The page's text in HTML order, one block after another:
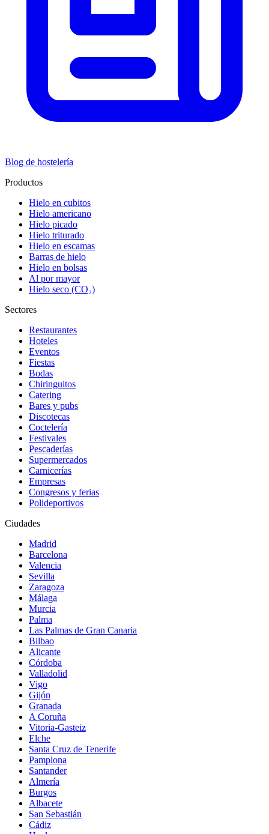
Blog de hostelería
Productos
Hielo en cubitos
Hielo americano
Hielo picado
Hielo triturado
Hielo en escamas
Barras de hielo
Hielo en bolsas
Al por mayor
Hielo seco (CO₂)
Sectores
Restaurantes
Hoteles
Eventos
Fiestas
Bodas
Chiringuitos
Catering
Bares y pubs
Discotecas
Coctelería
Festivales
Pescaderías
Supermercados
Carnicerías
Empresas
Congresos y ferias
Polideportivos
Ciudades
Madrid
Barcelona
Valencia
Sevilla
Zaragoza
Málaga
Murcia
Palma
Las Palmas de Gran Canaria
Bilbao
Alicante
Córdoba
Valladolid
Vigo
Gijón
Granada
A Coruña
Vitoria-Gasteiz
Elche
Santa Cruz de Tenerife
Pamplona
Santander
Almería
Burgos
Albacete
San Sebastián
Cádiz